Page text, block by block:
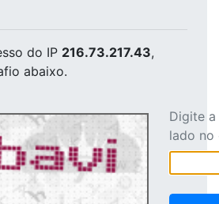
do IP 216.73.217.43,
abaixo.
Digite
lado no